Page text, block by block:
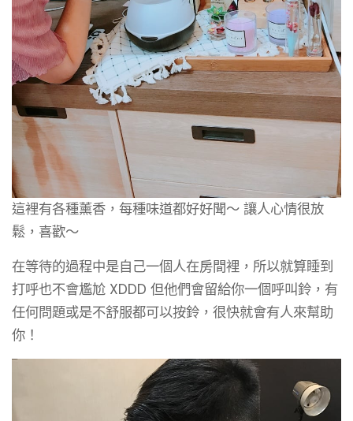
這裡有各種薰香，每種味道都好好聞～ 讓人心情很放
鬆，喜歡～
在等待的過程中是自己一個人在房間裡，所以就算睡到
打呼也不會尷尬 XDDD 但他們會留給你一個呼叫鈴，有
任何問題或是不舒服都可以按鈴，很快就會有人來幫助
你！